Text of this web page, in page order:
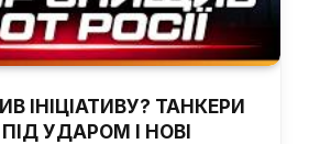
ІНІЦІАТИВУ? ТАНКЕРИ
УДАРОМ І НОВІ